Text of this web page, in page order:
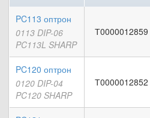
PC113 оптрон
0113 DIP-06
PC113L SHARP
Т0000012859
PC120 оптрон
0120 DIP-04
PC120 SHARP
Т0000012852